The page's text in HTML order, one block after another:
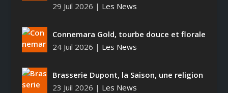
29 Juil 2026 | Les News
Connemara Gold, tourbe douce et florale
24 Juil 2026 | Les News
Brasserie Dupont, la Saison, une religion
23 Juil 2026 | Les News